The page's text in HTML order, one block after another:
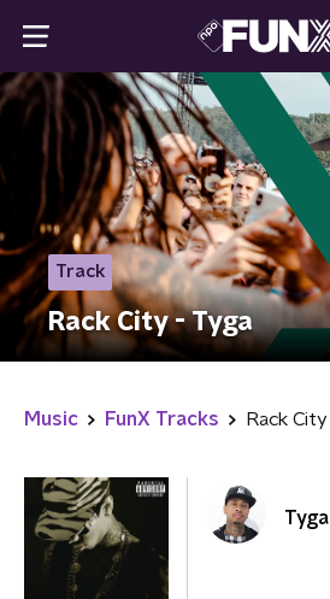
Track
Rack City - Tyga
Music FunX Tracks Rack City
Tyga